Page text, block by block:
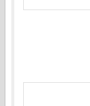
다